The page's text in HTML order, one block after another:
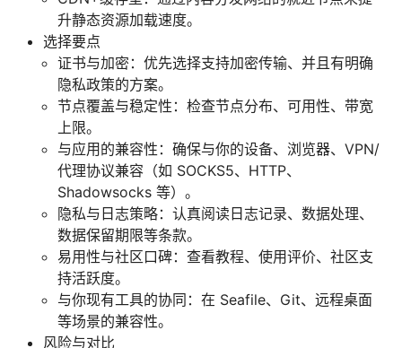
升静态资源加载速度。
选择要点
证书与加密：优先选择支持加密传输、并且有明确
隐私政策的方案。
节点覆盖与稳定性：检查节点分布、可用性、带宽
上限。
与应用的兼容性：确保与你的设备、浏览器、VPN/
代理协议兼容（如 SOCKS5、HTTP、
Shadowsocks 等）。
隐私与日志策略：认真阅读日志记录、数据处理、
数据保留期限等条款。
易用性与社区口碑：查看教程、使用评价、社区支
持活跃度。
与你现有工具的协同：在 Seafile、Git、远程桌面
等场景的兼容性。
风险与对比